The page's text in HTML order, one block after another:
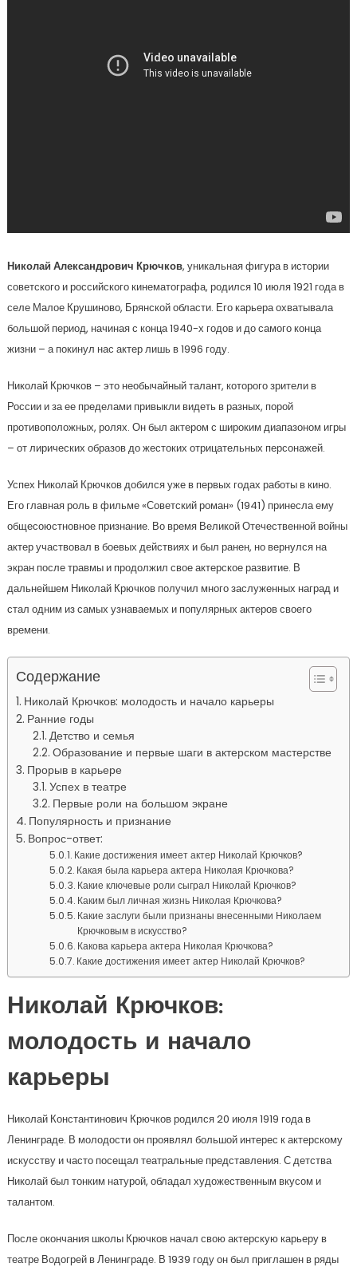
Николай Александрович Крючков, уникальная фигура в истории
советского и российского кинематографа, родился 10 июля 1921 года в
селе Малое Крушиново, Брянской области. Его карьера охватывала
большой период, начиная с конца 1940-х годов и до самого конца
жизни – а покинул нас актер лишь в 1996 году.
Николай Крючков – это необычайный талант, которого зрители в
России и за ее пределами привыкли видеть в разных, порой
противоположных, ролях. Он был актером с широким диапазоном игры
– от лирических образов до жестоких отрицательных персонажей.
Успех Николай Крючков добился уже в первых годах работы в кино.
Его главная роль в фильме «Советский роман» (1941) принесла ему
общесоюстновное признание. Во время Великой Отечественной войны
актер участвовал в боевых действиях и был ранен, но вернулся на
экран после травмы и продолжил свое актерское развитие. В
дальнейшем Николай Крючков получил много заслуженных наград и
стал одним из самых узнаваемых и популярных актеров своего
времени.
Содержание
Николай Крючков: молодость и начало карьеры
Ранние годы
Детство и семья
Образование и первые шаги в актерском мастерстве
Прорыв в карьере
Успех в театре
Первые роли на большом экране
Популярность и признание
Вопрос-ответ:
Какие достижения имеет актер Николай Крючков?
Какая была карьера актера Николая Крючкова?
Какие ключевые роли сыграл Николай Крючков?
Каким был личная жизнь Николая Крючкова?
Какие заслуги были признаны внесенными Николаем
Крючковым в искусство?
Какова карьера актера Николая Крючкова?
Какие достижения имеет актер Николай Крючков?
Николай Крючков:
молодость и начало
карьеры
Николай Константинович Крючков родился 20 июля 1919 года в
Ленинграде. В молодости он проявлял большой интерес к актерскому
искусству и часто посещал театральные представления. С детства
Николай был тонким натурой, обладал художественным вкусом и
талантом.
После окончания школы Крючков начал свою актерскую карьеру в
театре Водогрей в Ленинграде. В 1939 году он был приглашен в ряды